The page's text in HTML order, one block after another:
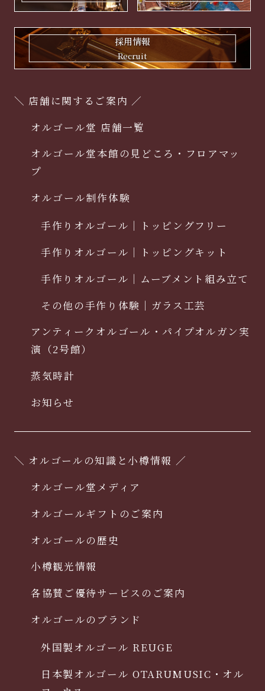
採用情報
Recruit
＼ 店舗に関するご案内 ／
オルゴール堂 店舗一覧
オルゴール堂本館の見どころ・フロアマッ
プ
オルゴール制作体験
手作りオルゴール｜トッピングフリー
手作りオルゴール｜トッピングキット
手作りオルゴール｜ムーブメント組み立て
その他の手作り体験｜ガラス工芸
アンティークオルゴール・パイプオルガン実
演（2号館）
蒸気時計
お知らせ
＼ オルゴールの知識と小樽情報 ／
オルゴール堂メディア
オルゴールギフトのご案内
オルゴールの歴史
小樽観光情報
各協賛ご優待サービスのご案内
オルゴールのブランド
外国製オルゴール REUGE
日本製オルゴール OTARUMUSIC・オル